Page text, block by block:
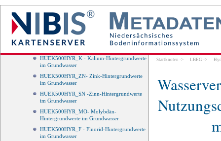
HUEK500HYR_PO4 - Phosphat-
Hintergrundwerte im Grundwasser
HUEK500HYR_BR - Brom-Hintergrundwerte
im Grundwasser
HUEK500HYR_SIO2 - Silikat-
Hintergrundwerte im Grundwasser
HUEK500HYR_K - Kalium-Hintergrundwerte
im Grundwasser
HUEK500HYR_ZN- Zink-Hintergrundwerte
im Grundwasser
HUEK500HYR_SN -Zinn-Hintergrundwerte
im Grundwasser
HUEK500HYR_MO- Molybdän-
Hintergrundwerte im Grundwasser
HUEK500HYR_F - Fluorid-Hintergrundwerte
im Grundwasser
Startknoten -> LBEG ->